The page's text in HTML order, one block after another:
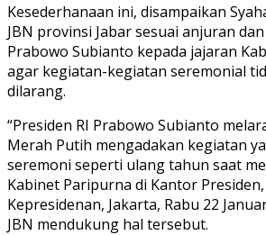
Kesederhanaan ini, disampaikan
JBN provinsi Jabar sesuai anjuran
Prabowo Subianto kepada jajaran
agar kegiatan-kegiatan seremonial
dilarang.
“Presiden RI Prabowo Subianto
Merah Putih mengadakan kegiatan
seremoni seperti ulang tahun saat
Kabinet Paripurna di Kantor
Kepresidenan, Jakarta, Rabu 22
JBN mendukung hal tersebut.